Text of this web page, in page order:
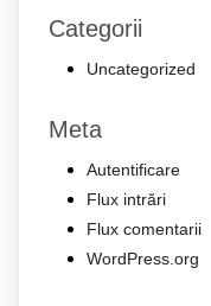
Categorii
Uncategorized
Meta
Autentificare
Flux intrări
Flux comentarii
WordPress.org